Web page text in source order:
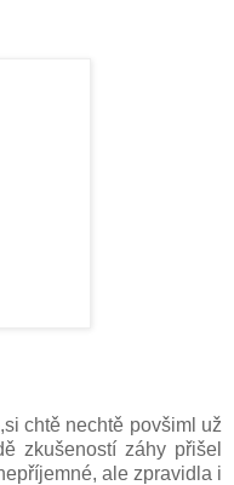
chtě nechtě povšiml už
zkušeností záhy přišel
ale zpravidla i